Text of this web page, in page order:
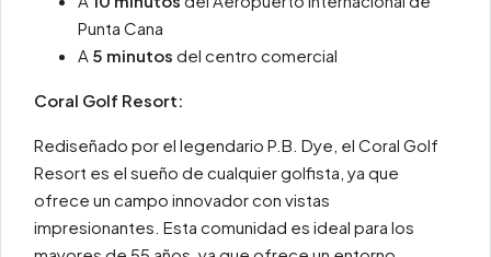
Punta Cana
A 5 minutos del centro comercial
Coral Golf Resort:
Rediseñado por el legendario P.B. Dye, el Coral Golf
Resort es el sueño de cualquier golfista, ya que
ofrece un campo innovador con vistas
impresionantes. Esta comunidad es ideal para los